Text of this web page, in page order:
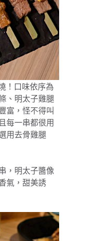
！口味依序為
、明太子雞腿
富，怪不得叫
每一串都很用
用去骨雞腿
，明太子醬像
氣，甜美誘